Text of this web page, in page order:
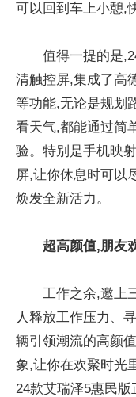
可以回到车上小憩,
值得一提的是
清触控屏,集成了高
等功能,无论是规划
看天气,都能通过简
验。特别是手机映
屏,让你休息时可以
焕发全新活力。
超高颜值,朋友
工作之余,邀上
人释放工作压力、
辆引领潮流的高颜
象,让你在欢聚时光
24款艾瑞泽5惠民版